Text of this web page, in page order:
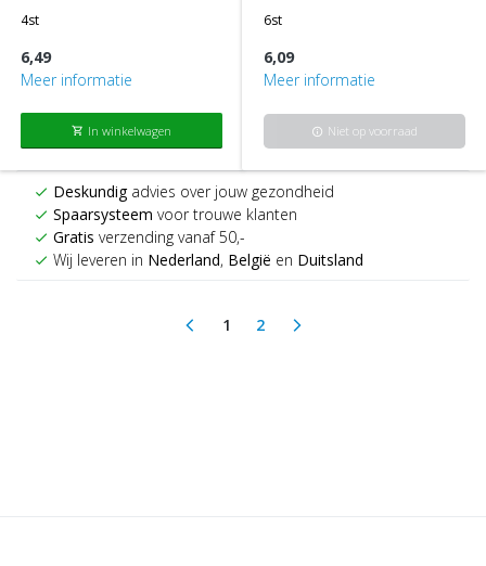
4st
6,49
Meer informatie
shopping_cart In winkelwagen
6st
6,09
Meer informatie
info Niet op voorraad
check Deskundigadvies over jouw gezondheid
check Spaarsysteem voor trouwe klanten
check Gratis verzending vanaf 50,-
check Wij leveren in Nederland, België en Duitsland
arrow_back_ios 1(current)
2 arrow_forward_ios